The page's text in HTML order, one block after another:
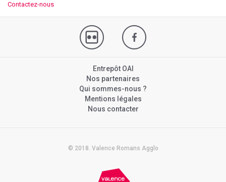
Contactez-nous
Entrepôt OAI
Nos partenaires
Qui sommes-nous ?
Mentions légales
Nous contacter
© 2018. Valence Romans Agglo